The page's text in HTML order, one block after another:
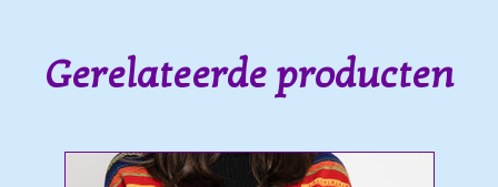
Gerelateerde producten